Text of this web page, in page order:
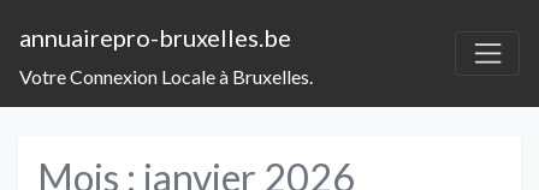
annuairepro-bruxelles.be
Votre Connexion Locale à Bruxelles.
Mois : janvier 2026